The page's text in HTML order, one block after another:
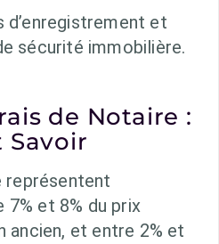
d’enregistrement et
sécurité immobilière.
de Notaire :
Savoir
représentent
et 8% du prix
ancien, et entre 2% et